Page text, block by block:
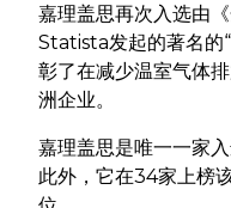
嘉理盖思再次入选由
Statista发起的著名的
彰了在减少温室气体
洲企业。
嘉理盖思是唯一一家
此外，它在34家上榜